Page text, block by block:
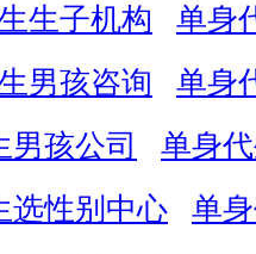
生子机构
单身
男孩咨询
单身
男孩公司
单身
选性别中心
单